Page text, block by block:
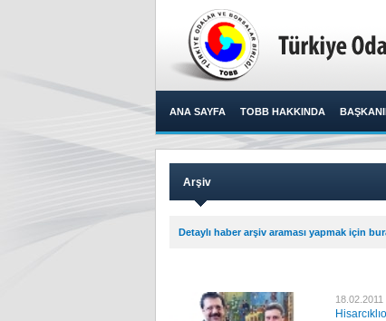
ANA SAYFA TOBB HAKKINDA
Arşiv
Detaylı haber arşiv araması yapmak için
18.02.2011